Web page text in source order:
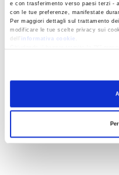
e con trasferimento verso paesi terzi -
con le tue preferenze, manifestate
Per maggiori dettagli sul trattamento
modificare le tue scelte privacy sui
dell’
informativa cookie